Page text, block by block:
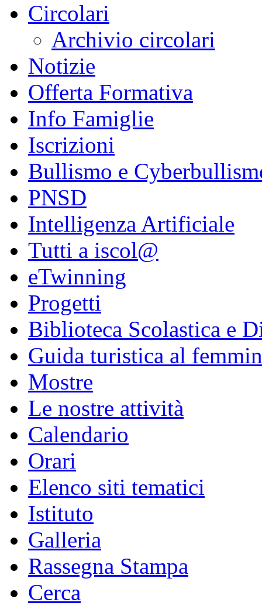
Circolari
Archivio circolari
Notizie
Offerta Formativa
Info Famiglie
Iscrizioni
Bullismo e
PNSD
Intelligenza Artificiale
Tutti a iscol@
eTwinning
Progetti
Biblioteca Scolastica e
Guida turistica al
Mostre
Le nostre attività
Calendario
Orari
Elenco siti tematici
Istituto
Galleria
Rassegna Stampa
Cerca